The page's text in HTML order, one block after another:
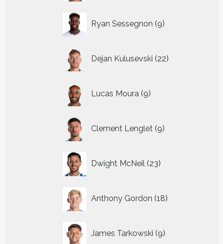
Ryan Sessegnon 9
producten
Dejan Kulusevski 22
producten
Lucas Moura 9
producten
Clement Lenglet 9
producten
Dwight McNeil 23
producten
Anthony Gordon 18
producten
James Tarkowski 9
producten